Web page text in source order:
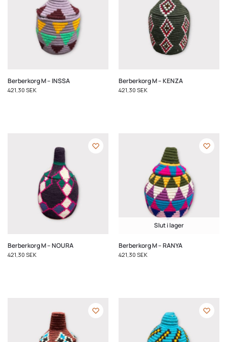
Berberkorg M – INSSA
421,30 SEK
Berberkorg M – KENZA
421,30 SEK
Berberkorg M – NOURA
421,30 SEK
Slut i lager
Berberkorg M – RANYA
421,30 SEK